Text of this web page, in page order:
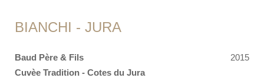
BIANCHI - JURA
Baud Père & Fils
2015
Cuvèe Tradition - Cotes du Jura